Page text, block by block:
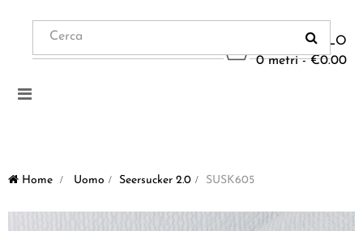
CARRELLO
0 metri - €0.00
Navigazione
Home > Uomo > Seersucker 2.0 > SUSK605